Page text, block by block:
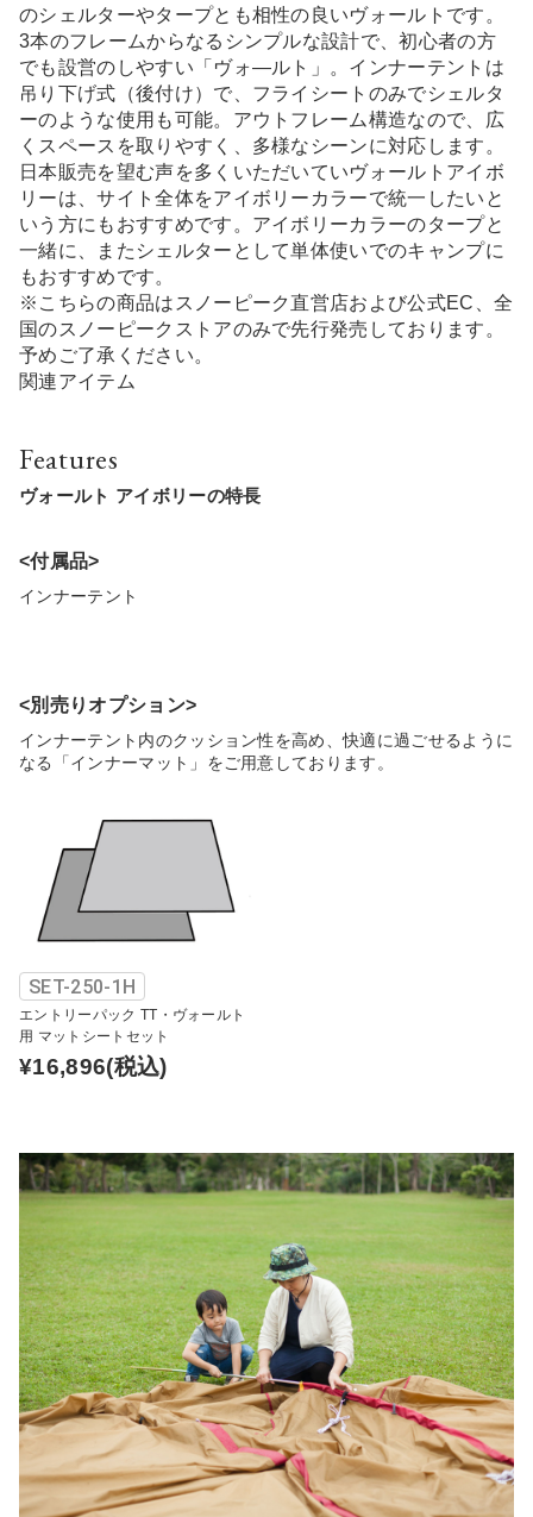
のシェルターやタープとも相性の良いヴォールトです。
3本のフレームからなるシンプルな設計で、初心者の方
でも設営のしやすい「ヴォ―ルト」。インナーテントは
吊り下げ式（後付け）で、フライシートのみでシェルタ
ーのような使用も可能。アウトフレーム構造なので、広
くスペースを取りやすく、多様なシーンに対応します。
日本販売を望む声を多くいただいていヴォールトアイボ
リーは、サイト全体をアイボリーカラーで統一したいと
いう方にもおすすめです。アイボリーカラーのタープと
一緒に、またシェルターとして単体使いでのキャンプに
もおすすめです。
※こちらの商品はスノーピーク直営店および公式EC、全
国のスノーピークストアのみで先行発売しております。
予めご了承ください。
関連アイテム
Features
ヴォールト アイボリーの特長
<付属品>
インナーテント
<別売りオプション>
インナーテント内のクッション性を高め、快適に過ごせるように
なる「インナーマット」をご用意しております。
SET-250-1H
エントリーパック TT・ヴォールト
用 マットシートセット
¥16,896(税込)